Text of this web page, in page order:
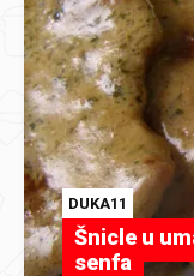
DUKA11
Šnicle u
senfa